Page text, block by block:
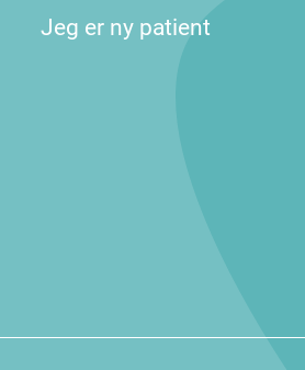
Jeg er ny patient